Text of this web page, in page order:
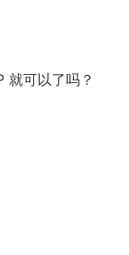
就可以了吗？